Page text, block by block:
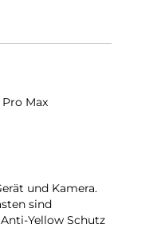
Max
und Kamera.
sind
Yellow Schutz